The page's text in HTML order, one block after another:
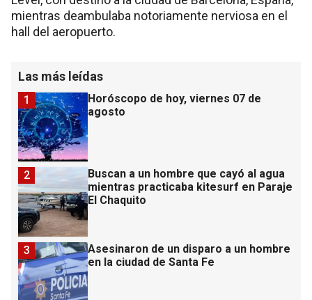
mientras deambulaba notoriamente nerviosa en el
hall del aeropuerto.
Las más leídas
Horóscopo de hoy, viernes 07 de
agosto
1
Buscan a un hombre que cayó al agua
mientras practicaba kitesurf en Paraje
El Chaquito
2
Asesinaron de un disparo a un hombre
en la ciudad de Santa Fe
3